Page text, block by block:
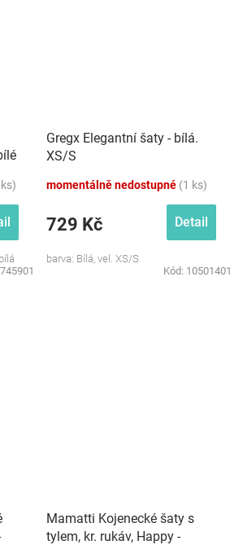
Gregx Elegantní šaty - bílá.
XS/S
momentálně nedostupné (1 ks)
729 Kč Detail
barva: Bílá, vel. XS/S
Kód: 10501401
Mamatti Kojenecké šaty s
tylem, kr. rukáv, Happy -